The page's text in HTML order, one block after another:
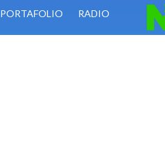
PORTAFOLIO RADIO